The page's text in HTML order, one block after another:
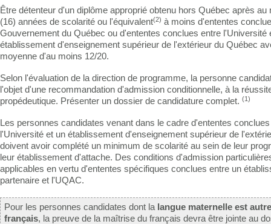
Être détenteur d'un diplôme approprié obtenu hors Québec après au
(16) années de scolarité ou l'équivalent(2) à moins d'ententes
Gouvernement du Québec ou d'ententes conclues entre l'Université
établissement d'enseignement supérieur de l'extérieur du Québec
moyenne d'au moins 12/20.
Selon l'évaluation de la direction de programme, la personne
l'objet d'une recommandation d'admission conditionnelle, à la
propédeutique. Présenter un dossier de candidature complet. (1)
Les personnes candidates venant dans le cadre d'ententes
l'Université et un établissement d'enseignement supérieur de
doivent avoir complété un minimum de scolarité au sein de leur
leur établissement d'attache. Des conditions d'admission
applicables en vertu d'ententes spécifiques conclues entre un
partenaire et l'UQAC.
Pour les personnes candidates dont la langue maternelle est
français, la preuve de la maîtrise du français devra être jointe au